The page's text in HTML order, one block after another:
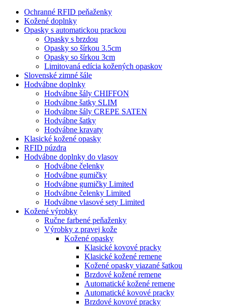
Ochranné RFID peňaženky
Kožené doplnky
Opasky s automatickou prackou
Opasky s brzdou
Opasky so šírkou 3.5cm
Opasky so šírkou 3cm
Limitovaná edícia kožených opaskov
Slovenské zimné šále
Hodvábne doplnky
Hodvábne šály CHIFFON
Hodvábne šatky SLIM
Hodvábne šály CREPE SATEN
Hodvábne šatky
Hodvábne kravaty
Klasické kožené opasky
RFID púzdra
Hodvábne doplnky do vlasov
Hodvábne čelenky
Hodvábne gumičky
Hodvábne gumičky Limited
Hodvábne čelenky Limited
Hodvábne vlasové sety Limited
Kožené výrobky
Ručne farbené peňaženky
Výrobky z pravej kože
Kožené opasky
Klasické kovové pracky
Klasické kožené remene
Kožené opasky viazané šatkou
Brzdové kožené remene
Automatické kožené remene
Automatické kovové pracky
Brzdové kovové pracky